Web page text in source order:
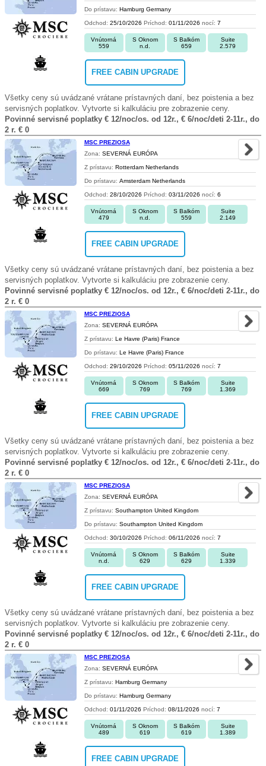
Do prístavu: Hamburg Germany
Odchod: 25/10/2026 Príchod: 01/11/2026 nocí: 7
Vnútorná
559
S Oknom
n.d.
S Balkóm
659
Suite
2.579
FREE CABIN UPGRADE
Všetky ceny sú uvádzané vrátane prístavných daní, bez poistenia a bez
servisných poplatkov. Vytvorte si kalkuláciu pre zobrazenie ceny.
Povinné servisné poplatky € 12/noc/os. od 12r., € 6/noc/deti 2-11r., do
2 r. € 0
MSC PREZIOSA
Zona: SEVERNÁ EURÓPA
Z prístavu: Rotterdam Netherlands
Do prístavu: Amsterdam Netherlands
Odchod: 28/10/2026 Príchod: 03/11/2026 nocí: 6
Vnútorná
479
S Oknom
n.d.
S Balkóm
559
Suite
2.149
FREE CABIN UPGRADE
Všetky ceny sú uvádzané vrátane prístavných daní, bez poistenia a bez
servisných poplatkov. Vytvorte si kalkuláciu pre zobrazenie ceny.
Povinné servisné poplatky € 12/noc/os. od 12r., € 6/noc/deti 2-11r., do
2 r. € 0
MSC PREZIOSA
Zona: SEVERNÁ EURÓPA
Z prístavu: Le Havre (Paris) France
Do prístavu: Le Havre (Paris) France
Odchod: 29/10/2026 Príchod: 05/11/2026 nocí: 7
Vnútorná
669
S Oknom
769
S Balkóm
769
Suite
1.369
FREE CABIN UPGRADE
Všetky ceny sú uvádzané vrátane prístavných daní, bez poistenia a bez
servisných poplatkov. Vytvorte si kalkuláciu pre zobrazenie ceny.
Povinné servisné poplatky € 12/noc/os. od 12r., € 6/noc/deti 2-11r., do
2 r. € 0
MSC PREZIOSA
Zona: SEVERNÁ EURÓPA
Z prístavu: Southampton United Kingdom
Do prístavu: Southampton United Kingdom
Odchod: 30/10/2026 Príchod: 06/11/2026 nocí: 7
Vnútorná
n.d.
S Oknom
629
S Balkóm
629
Suite
1.339
FREE CABIN UPGRADE
Všetky ceny sú uvádzané vrátane prístavných daní, bez poistenia a bez
servisných poplatkov. Vytvorte si kalkuláciu pre zobrazenie ceny.
Povinné servisné poplatky € 12/noc/os. od 12r., € 6/noc/deti 2-11r., do
2 r. € 0
MSC PREZIOSA
Zona: SEVERNÁ EURÓPA
Z prístavu: Hamburg Germany
Do prístavu: Hamburg Germany
Odchod: 01/11/2026 Príchod: 08/11/2026 nocí: 7
Vnútorná
489
S Oknom
619
S Balkóm
619
Suite
1.389
FREE CABIN UPGRADE